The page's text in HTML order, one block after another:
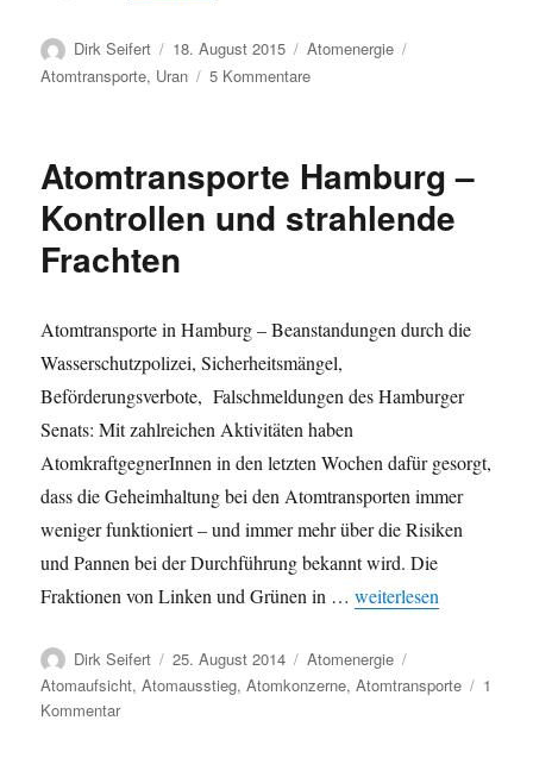
Autor
Dirk Seifert
Veröffentlicht
am
18. August 2015 Kategorien
Atomenergie
Atomtransporte, Uran 5 Kommentarezu
zu
und
Atomtransporte Hamburg –
Kontrollen und strahlende
Frachten
Atomtransporte in Hamburg – Beanstandungen durch die
Wasserschutzpolizei, Sicherheitsmängel,
Beförderungsverbote, Falschmeldungen des Hamburger
Senats: Mit zahlreichen Aktivitäten haben
AtomkraftgegnerInnen in den letzten Wochen dafür gesorgt,
dass die Geheimhaltung bei den Atomtransporten immer
weniger funktioniert – und immer mehr über die Risiken
und Pannen bei der Durchführung bekannt wird. Die
Fraktionen von Linken und Grünen in …„Atomtransporte
weiterlesen
Autor
Dirk Seifert
Veröffentlicht
am
25. August 2014 Kategorien
Atomenergie
Atomaufsicht,Atomausstieg,Atomkonzerne,Atomtransporte
1
Kommentarzu